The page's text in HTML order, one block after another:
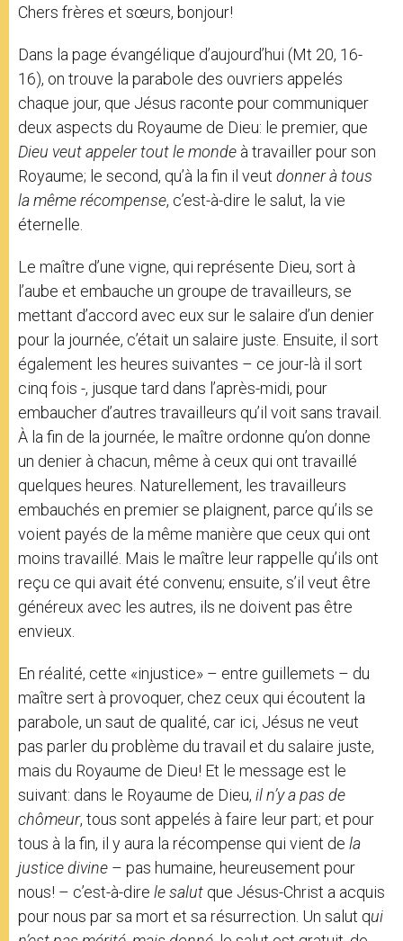
Chers frères et sœurs, bonjour!
Dans la page évangélique d’aujourd’hui (Mt 20, 16-
16), on trouve la parabole des ouvriers appelés
chaque jour, que Jésus raconte pour communiquer
deux aspects du Royaume de Dieu: le premier, que
Dieu veut appeler tout le monde à travailler pour son
Royaume; le second, qu’à la fin il veut donner à tous
la même récompense, c’est-à-dire le salut, la vie
éternelle.
Le maître d’une vigne, qui représente Dieu, sort à
l’aube et embauche un groupe de travailleurs, se
mettant d’accord avec eux sur le salaire d’un denier
pour la journée, c’était un salaire juste. Ensuite, il sort
également les heures suivantes – ce jour-là il sort
cinq fois -, jusque tard dans l’après-midi, pour
embaucher d’autres travailleurs qu’il voit sans travail.
À la fin de la journée, le maître ordonne qu’on donne
un denier à chacun, même à ceux qui ont travaillé
quelques heures. Naturellement, les travailleurs
embauchés en premier se plaignent, parce qu’ils se
voient payés de la même manière que ceux qui ont
moins travaillé. Mais le maître leur rappelle qu’ils ont
reçu ce qui avait été convenu; ensuite, s’il veut être
généreux avec les autres, ils ne doivent pas être
envieux.
En réalité, cette «injustice» – entre guillemets – du
maître sert à provoquer, chez ceux qui écoutent la
parabole, un saut de qualité, car ici, Jésus ne veut
pas parler du problème du travail et du salaire juste,
mais du Royaume de Dieu! Et le message est le
suivant: dans le Royaume de Dieu, il n’y a pas de
chômeur, tous sont appelés à faire leur part; et pour
tous à la fin, il y aura la récompense qui vient de la
justice divine – pas humaine, heureusement pour
nous! – c’est-à-dire le salut que Jésus-Christ a acquis
pour nous par sa mort et sa résurrection. Un salut qui